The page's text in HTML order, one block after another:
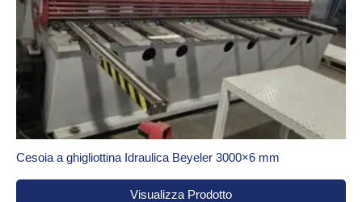
Cesoia a ghigliottina Idraulica Beyeler 3000×6 mm
Visualizza Prodotto